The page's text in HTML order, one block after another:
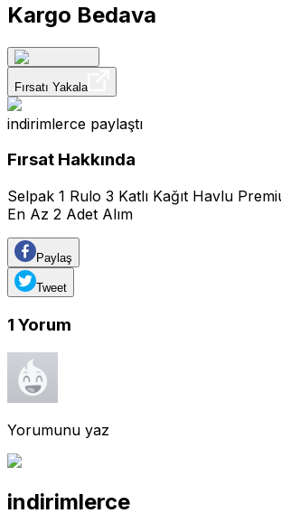
Kargo Bedava
Fırsatı Yakala
indirimlerce paylaştı
Fırsat Hakkında
Selpak 1 Rulo 3 Katlı Kağıt Havlu
En Az 2 Adet Alım
Paylaş
Tweet
1 Yorum
Yorumunu yaz
indirimlerce